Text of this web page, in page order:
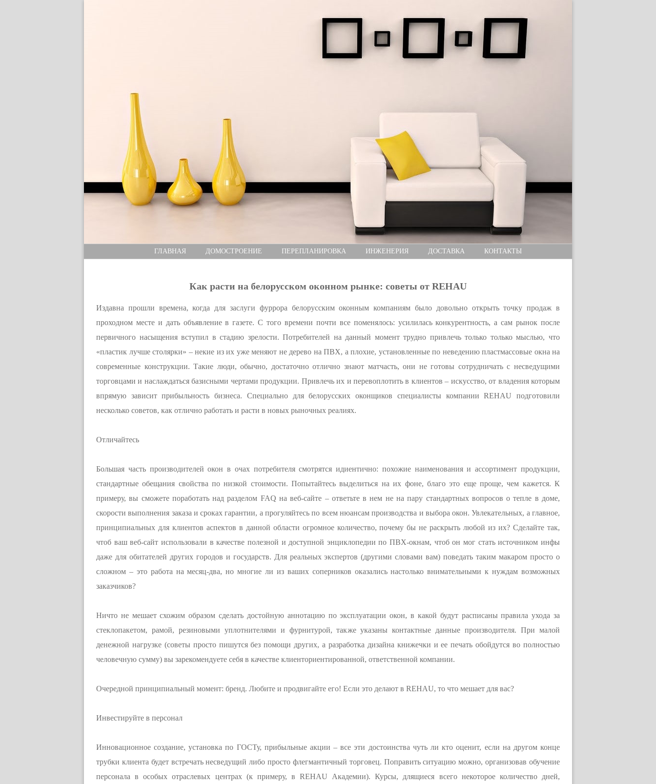
ГЛАВНАЯ ДОМОСТРОЕНИЕ ПЕРЕПЛАНИРОВКА ИНЖЕНЕРИЯ ДОСТАВКА КОНТАКТЫ
Как расти на белорусском оконном рынке: советы от REHAU
Издавна прошли времена, когда для заслуги фуррора белорусским оконным компаниям было довольно открыть точку продаж в
проходном месте и дать объявление в газете. С того времени почти все поменялось: усилилась конкурентность, а сам рынок после
первичного насыщения вступил в стадию зрелости. Потребителей на данный момент трудно привлечь только только мыслью, что
«пластик лучше столярки» – некие из их уже меняют не дерево на ПВХ, а плохие, установленные по неведению пластмассовые окна на
современные конструкции. Такие люди, обычно, достаточно отлично знают матчасть, они не готовы сотрудничать с несведущими
торговцами и наслаждаться базисными чертами продукции. Привлечь их и перевоплотить в клиентов – искусство, от владения которым
впрямую зависит прибыльность бизнеса. Специально для белорусских оконщиков специалисты компании REHAU подготовили
несколько советов, как отлично работать и расти в новых рыночных реалиях.
Отличайтесь
Большая часть производителей окон в очах потребителя смотрятся идиентично: похожие наименования и ассортимент продукции,
стандартные обещания свойства по низкой стоимости. Попытайтесь выделиться на их фоне, благо это еще проще, чем кажется. К
примеру, вы сможете поработать над разделом FAQ на веб-сайте – ответьте в нем не на пару стандартных вопросов о тепле в доме,
скорости выполнения заказа и сроках гарантии, а прогуляйтесь по всем нюансам производства и выбора окон. Увлекательных, а главное,
принципиальных для клиентов аспектов в данной области огромное количество, почему бы не раскрыть любой из их? Сделайте так,
чтоб ваш веб-сайт использовали в качестве полезной и доступной энциклопедии по ПВХ-окнам, чтоб он мог стать источником инфы
даже для обитателей других городов и государств. Для реальных экспертов (другими словами вам) поведать таким макаром просто о
сложном – это работа на месяц-два, но многие ли из ваших соперников оказались настолько внимательными к нуждам возможных
заказчиков?
Ничто не мешает схожим образом сделать достойную аннотацию по эксплуатации окон, в какой будут расписаны правила ухода за
стеклопакетом, рамой, резиновыми уплотнителями и фурнитурой, также указаны контактные данные производителя. При малой
денежной нагрузке (советы просто пишутся без помощи других, а разработка дизайна книжечки и ее печать обойдутся во полностью
человечную сумму) вы зарекомендуете себя в качестве клиенториентированной, ответственной компании.
Очередной принципиальный момент: бренд. Любите и продвигайте его! Если это делают в REHAU, то что мешает для вас?
Инвестируйте в персонал
Инновационное создание, установка по ГОСТу, прибыльные акции – все эти достоинства чуть ли кто оценит, если на другом конце
трубки клиента будет встречать несведущий либо просто флегмантичный торговец. Поправить ситуацию можно, организовав обучение
персонала в особых отраслевых центрах (к примеру, в REHAU Академии). Курсы, длящиеся всего некоторое количество дней,